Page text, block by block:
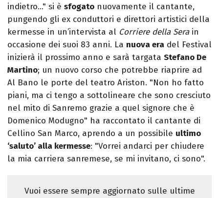
indietro…" si è sfogato nuovamente il cantante,
pungendo gli ex conduttori e direttori artistici della
kermesse in un’intervista al Corriere della Serain
occasione dei suoi 83 anni. La nuova era del Festival
inizierà il prossimo anno e sarà targata Stefano De
Martino; un nuovo corso che potrebbe riaprire ad
Al Bano le porte del teatro Ariston. "Non ho fatto
piani, ma ci tengo a sottolineare che sono cresciuto
nel mito di Sanremo grazie a quel signore che è
Domenico Modugno" ha raccontato il cantante di
Cellino San Marco, aprendo a un possibile ultimo
‘saluto’ alla kermesse: "Vorrei andarci per chiudere
la mia carriera sanremese, se mi invitano, ci sono".
Vuoi essere sempre aggiornato sulle ultime